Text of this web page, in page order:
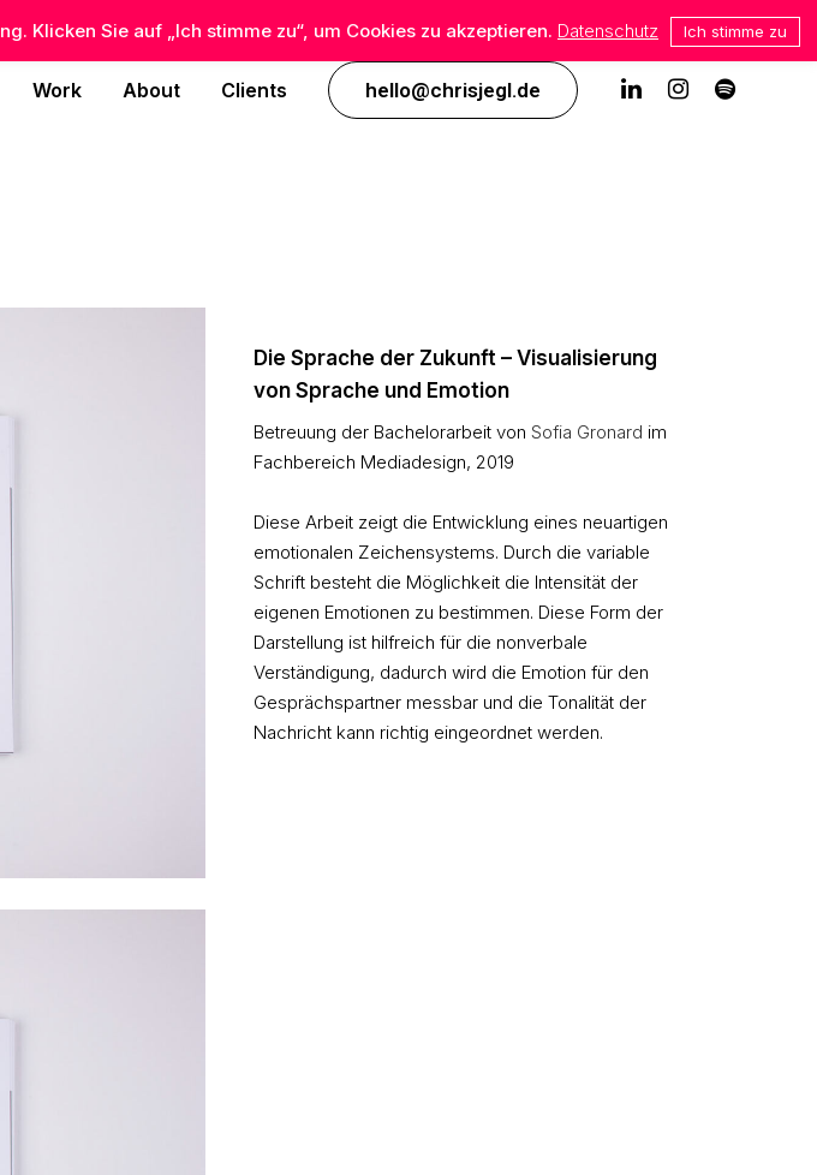
hello@chrisjegl.de
Work About Clients
Die Sprache der Zukunft – Visualisierung
von Sprache und Emotion
Betreuung der Bachelorarbeit vonSofia Gronard im
Fachbereich Mediadesign, 2019
Diese Arbeit zeigt die Entwicklung eines neuartigen
emotionalen Zeichensystems. Durch die variable
Schrift besteht die Möglichkeit die Intensität der
eigenen Emotionen zu bestimmen. Diese Form der
Darstellung ist hilfreich für die nonverbale
Verständigung, dadurch wird die Emotion für den
Gesprächspartner messbar und die Tonalität der
Nachricht kann richtig eingeordnet werden.
Klicken Sie auf „Ich stimme zu“, um Cookies zu akzeptieren. Datenschutz Ich stimme zu